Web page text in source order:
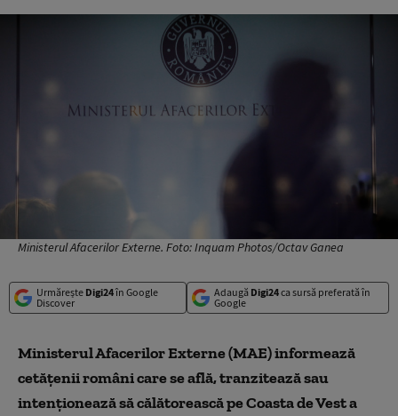
Ministerul Afacerilor Externe. Foto: Inquam Photos/Octav Ganea
Urmărește Digi24în Google
Discover
Adaugă Digi24ca sursă preferată în
Google
Ministerul Afacerilor Externe (MAE) informează
cetăţenii români care se află, tranzitează sau
intenţionează să călătorească pe Coasta de Vest a